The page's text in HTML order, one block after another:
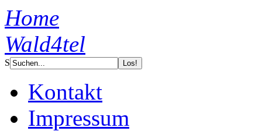
Home
Wald4tel
S
Kontakt
Impressum